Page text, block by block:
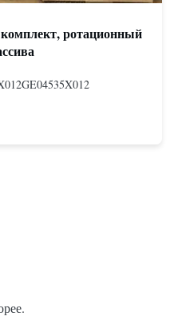
ротационный